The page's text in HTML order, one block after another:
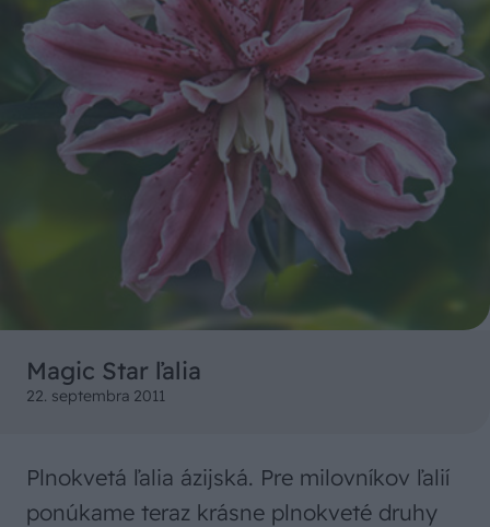
Magic Star ľalia
22. septembra 2011
Plnokvetá ľalia ázijská. Pre milovníkov ľalií
ponúkame teraz krásne plnokveté druhy